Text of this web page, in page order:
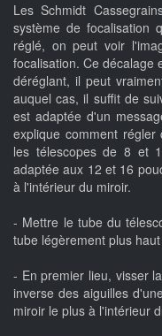
Les Schmidt
système de focalisation
réglé, on peut voir
focalisation. Ce décalage
déréglant, il peut
auquel cas, il suffit de
est adaptée d'un
explique comment
les télescopes de 8 et
adaptée aux 12 et 16
à l'intérieur du miroir.
- Mettre le tube du
tube légèrement plus
- En premier lieu, visser
inverse des aiguilles
miroir le plus à l'intérieur